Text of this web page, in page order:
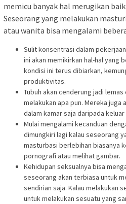
memicu banyak hal merugikan
Seseorang yang melakukan
atau wanita bisa mengalami
Sulit konsentrasi dalam
ini akan memikirkan hal-hal yang
kondisi ini terus dibiarkan,
produktivitas.
Tubuh akan cenderung jadi
melakukan apa pun. Mereka juga
dalam kamar saja daripada
Mulai mengalami kecanduan
dimungkiri lagi kalau seseorang
masturbasi berlebihan biasanya
pornografi atau melihat gambar.
Kehidupan seksualnya bisa
seseorang akan terbiasa untuk
sendirian saja. Kalau melakukan
untuk melakukan sesuatu yang